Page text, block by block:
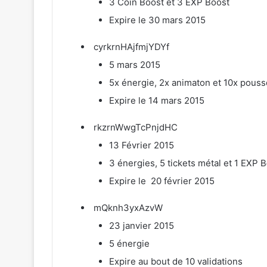
Expire le 30 mars 2015
cyrkrnHAjfmjYDYf
5 mars 2015
5x énergie, 2x animaton et 10x
Expire le 14 mars 2015
rkzrnWwgTcPnjdHC
13 Février 2015
3 énergies, 5 tickets métal et 1 EXP
Expire le 20 février 2015
mQknh3yxAzvW
23 janvier 2015
5 énergie
Expire au bout de 10 validations